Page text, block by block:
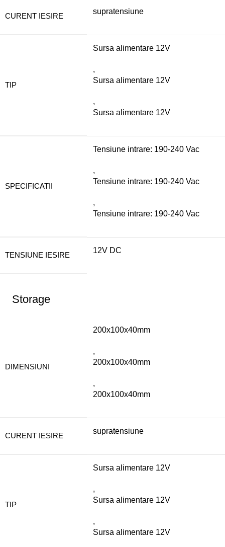
CURENT IESIRE
supratensiune
TIP
Sursa alimentare 12V
,
Sursa alimentare 12V
,
Sursa alimentare 12V
SPECIFICATII
Tensiune intrare: 190-240 Vac
,
Tensiune intrare: 190-240 Vac
,
Tensiune intrare: 190-240 Vac
TENSIUNE IESIRE
12V DC
Storage
DIMENSIUNI
200x100x40mm
,
200x100x40mm
,
200x100x40mm
CURENT IESIRE
supratensiune
TIP
Sursa alimentare 12V
,
Sursa alimentare 12V
,
Sursa alimentare 12V